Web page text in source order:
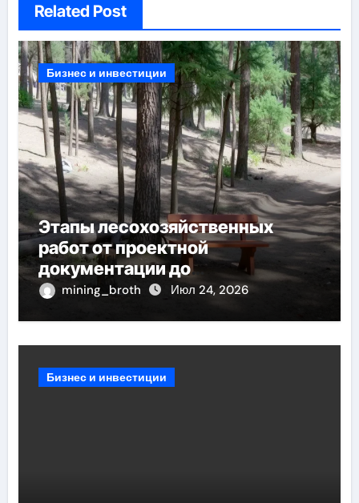
Related Post
Бизнес и инвестиции
Этапы лесохозяйственных
работ от проектной
документации до
противопожарных мероприятий
и обустройства мест отдыха
mining_broth Июл 24, 2026
Бизнес и инвестиции